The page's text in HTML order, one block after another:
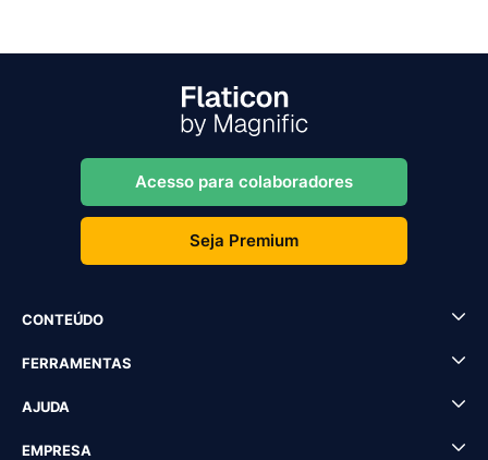
Acesso para colaboradores
Seja Premium
CONTEÚDO
FERRAMENTAS
AJUDA
EMPRESA